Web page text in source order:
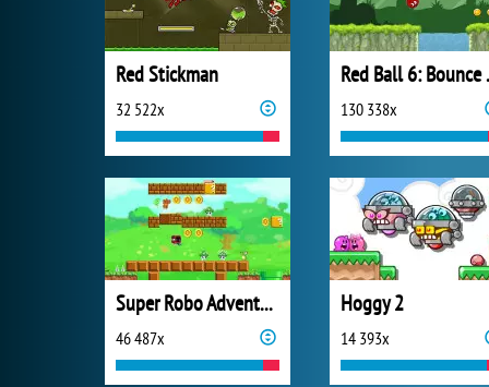
Red Stickman
32 522x 130 338x
Super Robo Adventure
46 487x
Hoggy 2
14 393x